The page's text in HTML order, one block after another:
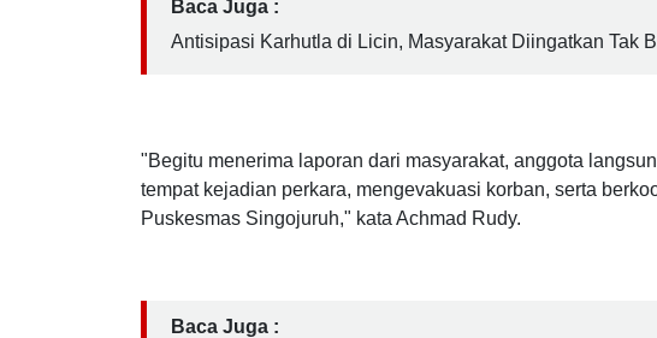
sekitar pukul 07.00 WIB setelah jasad korban ditemukan di
"Begitu menerima laporan dari masyarakat, anggota